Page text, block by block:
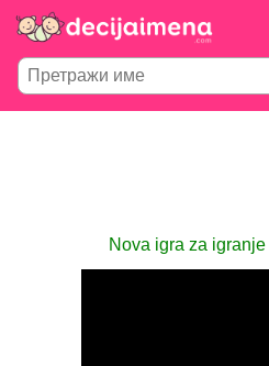
Nova igra za